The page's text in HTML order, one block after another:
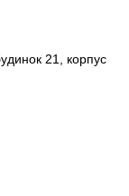
21, корпус